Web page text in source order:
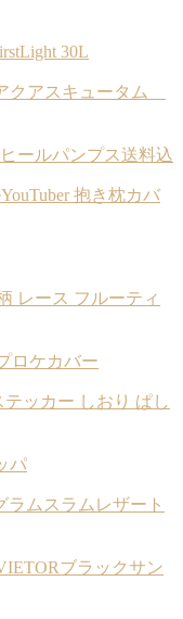
30L
クアスキュータム
ールパンプス送料込
抱き枕カバ
レース フルーティ
ロケカバー
ッカー しおり ぱし
パ
ムスラムレザート
ブラックサン